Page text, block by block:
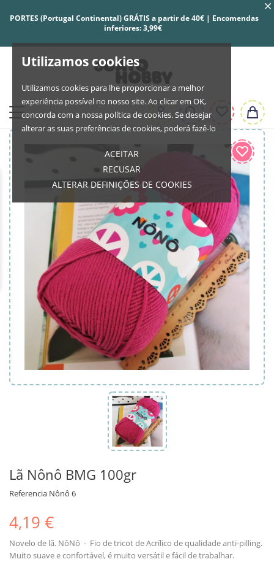
Utilizamos cookies
Utilizamos cookies para lhe proporcionar a melhor
experiência possível no nosso site. Ao clicar em OK,
concorda com a nossa política de cookies. Se desejar
alterar as suas preferências de cookies, poderá fazê-lo
ACEITAR
RECUSAR
ALTERAR DEFINIÇÕES DE COOKIES
PORTES (Portugal Continental) GRÁTIS a partir de 40€ | Encomendas
inferiores: 3,99€
Lã Nônô BMG 100gr
Referencia Nônô 6
4,19 €
Novelo de lã. NôNô - Fio de tricot de Acrílico de qualidade anti-pilling.
Muito suave e confortável, é muito versátil e fácil de trabalhar.